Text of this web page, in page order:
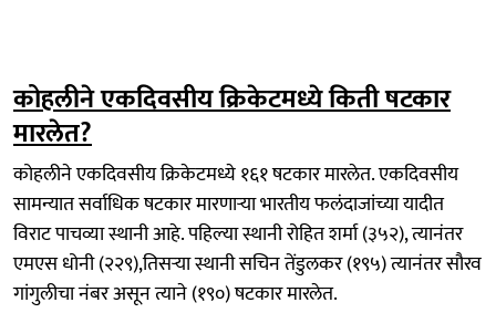
कोहलीने एकदिवसीय क्रिकेटमध्ये किती षटकार
मारलेत?
कोहलीने एकदिवसीय क्रिकेटमध्ये १६१ षटकार मारलेत. एकदिवसीय
सामन्यात सर्वाधिक षटकार मारणाऱ्या भारतीय फलंदाजांच्या यादीत
विराट पाचव्या स्थानी आहे. पहिल्या स्थानी रोहित शर्मा (३५२), त्यानंतर
एमएस धोनी (२२९),तिसऱ्या स्थानी सचिन तेंडुलकर (१९५) त्यानंतर सौरव
गांगुलीचा नंबर असून त्याने (१९०) षटकार मारलेत.